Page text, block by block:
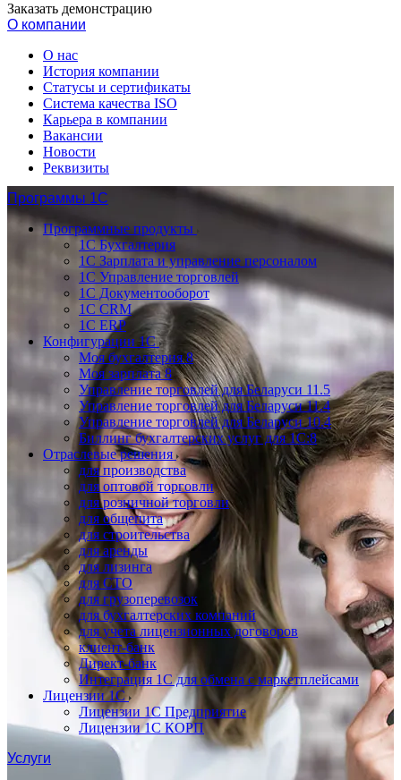
Заказать демонстрацию
О компании
О нас
История компании
Статусы и сертификаты
Система качества ISO
Карьера в компании
Вакансии
Новости
Реквизиты
Программы 1С
Программные продукты
1С Бухгалтерия
1С Зарплата и управление персоналом
1С Управление торговлей
1С Документооборот
1С CRM
1С ERP
Конфигурации 1С
Моя бухгалтерия 8
Моя зарплата 8
Управление торговлей для Беларуси 11.5
Управление торговлей для Беларуси 11.4
Управление торговлей для Беларуси 10.4
Биллинг бухгалтерских услуг для 1С:8
Отраслевые решения
для производства
для оптовой торговли
для розничной торговли
для общепита
для строительства
для аренды
для лизинга
для СТО
для грузоперевозок
для бухгалтерских компаний
для учета лицензионных договоров
клиент-банк
Директ-банк
Интеграция 1C для обмена с маркетплейсами
Лицензии 1С
Лицензии 1С Предприятие
Лицензии 1С КОРП
Услуги